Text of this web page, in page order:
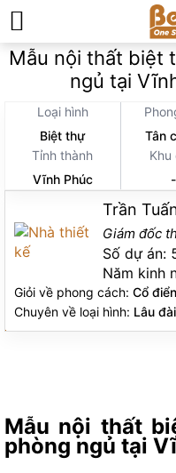
Thiết kế thi
Mẫu nội thất biệt
ngủ tại
Loại hình
Biệt thự
Tân
Tỉnh thành
Vĩnh Phúc
Khu
Trần
Giám đốc
Số dự án:
Năm kinh
Giỏi về phong cách: Cổ
Chuyên về loại hình: Lâu
Mẫu nội thất
phòng ngủ tại